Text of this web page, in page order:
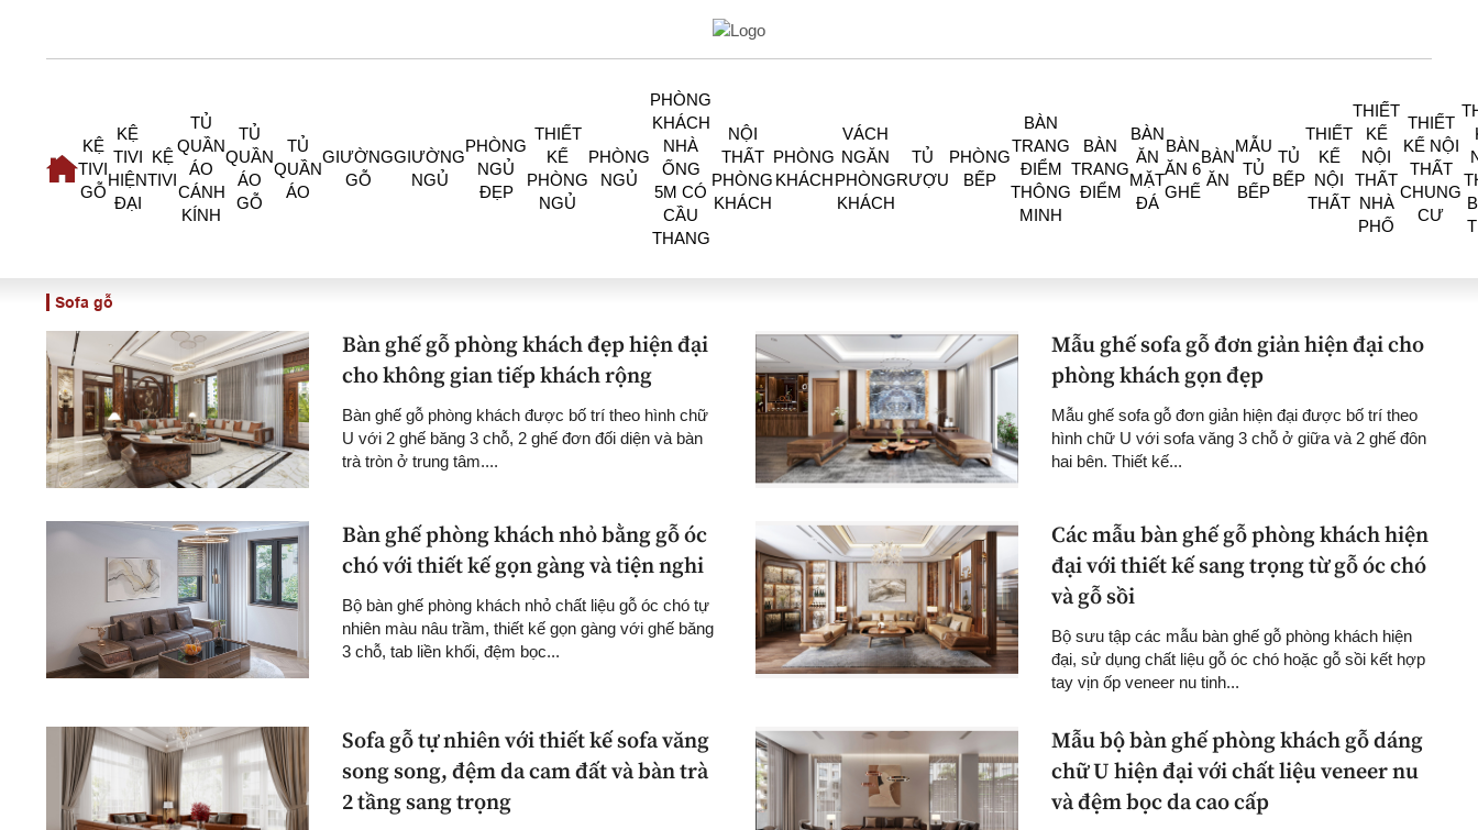
KỆ
TIVI
GỖ
KỆ
TIVI
HIỆN
ĐẠI
KỆ
TIVI
TỦ
QUẦN
ÁO
CÁNH
KÍNH
TỦ
QUẦN
ÁO
GỖ
TỦ
QUẦN
ÁO
GIƯỜNG
GỖ
GIƯỜNG
NGỦ
PHÒNG
NGỦ
ĐẸP
THIẾT
KẾ
PHÒNG
NGỦ
PHÒNG
NGỦ
PHÒNG
KHÁCH
NHÀ
ỐNG
5M CÓ
CẦU
THANG
NỘI
THẤT
PHÒNG
KHÁCH
PHÒNG
KHÁCH
VÁCH
NGĂN
PHÒNG
KHÁCH
TỦ
RƯỢU
PHÒNG
BẾP
BÀN
TRANG
ĐIỂM
THÔNG
MINH
BÀN
TRANG
ĐIỂM
BÀN
ĂN
MẶT
ĐÁ
BÀN
ĂN 6
GHẾ
BÀN
ĂN
MẪU
TỦ
BẾP
TỦ
BẾP
THIẾT
KẾ
NỘI
THẤT
THIẾT
KẾ
NỘI
THẤT
NHÀ
PHỐ
THIẾT
KẾ NỘI
THẤT
CHUNG
CƯ
Sofa gỗ
Bàn ghế gỗ phòng khách đẹp hiện đại
cho không gian tiếp khách rộng
Bàn ghế gỗ phòng khách được bố trí theo hình chữ
U với 2 ghế băng 3 chỗ, 2 ghế đơn đối diện và bàn
trà tròn ở trung tâm....
Mẫu ghế sofa gỗ đơn giản hiện đại cho
phòng khách gọn đẹp
Mẫu ghế sofa gỗ đơn giản hiện đại được bố trí theo
hình chữ U với sofa văng 3 chỗ ở giữa và 2 ghế đôn
hai bên. Thiết kế...
Bàn ghế phòng khách nhỏ bằng gỗ óc
chó với thiết kế gọn gàng và tiện nghi
Bộ bàn ghế phòng khách nhỏ chất liệu gỗ óc chó tự
nhiên màu nâu trầm, thiết kế gọn gàng với ghế băng
3 chỗ, tab liền khối, đệm bọc...
Các mẫu bàn ghế gỗ phòng khách hiện
đại với thiết kế sang trọng từ gỗ óc chó
và gỗ sồi
Bộ sưu tập các mẫu bàn ghế gỗ phòng khách hiện
đại, sử dụng chất liệu gỗ óc chó hoặc gỗ sồi kết hợp
tay vịn ốp veneer nu tinh...
Sofa gỗ tự nhiên với thiết kế sofa văng
song song, đệm da cam đất và bàn trà
2 tầng sang trọng
Mẫu bộ bàn ghế phòng khách gỗ dáng
chữ U hiện đại với chất liệu veneer nu
và đệm bọc da cao cấp